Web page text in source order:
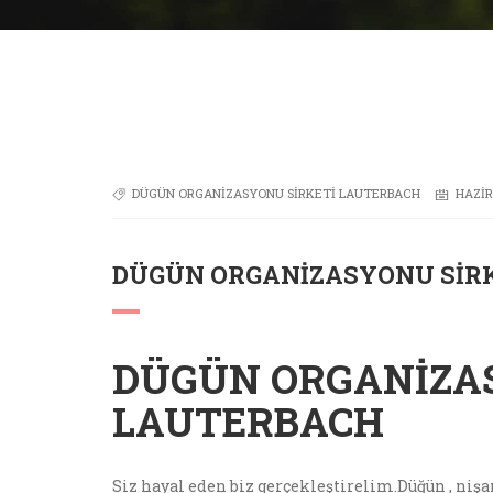
DÜGÜN ORGANIZASYONU SIRKETI LAUTERBACH
DÜGÜN ORGANIZASYONU
DÜGÜN
LAUTERBACH
Siz hayal eden biz gerçekleştirelim.Düğün ,